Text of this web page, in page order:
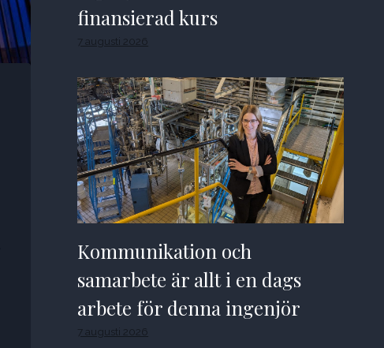
finansierad kurs
7 augusti 2026
Kommunikation och
samarbete är allt i en dags
arbete för denna ingenjör
7 augusti 2026